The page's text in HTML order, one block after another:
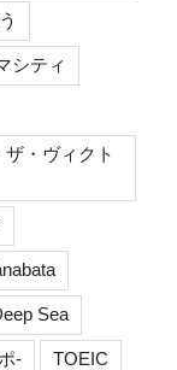
シティ
・ヴィクト
Sea
- TOEIC